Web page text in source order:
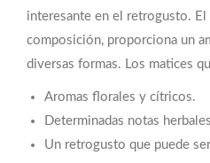
interesante en el retrogusto.
composición, proporciona un
diversas formas. Los matices
Aromas florales y cítricos.
Determinadas notas
Un retrogusto que puede